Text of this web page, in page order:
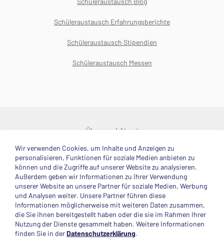
Schüleraustausch Erfahrungsberichte
Schüleraustausch Stipendien
Schüleraustausch Messen
Über uns About
© 2025 Deutsche Stiftung Völkerverständigung
Impressum Datenschutzerklärung Kontakt
Mitglied im
Wir verwenden Cookies, um Inhalte und Anzeigen zu
personalisieren, Funktionen für soziale Medien anbieten zu
können und die Zugriffe auf unserer Website zu analysieren.
Außerdem geben wir Informationen zu Ihrer Verwendung
unserer Website an unsere Partner für soziale Medien, Werbung
und Analysen weiter. Unsere Partner führen diese
Informationen möglicherweise mit weiteren Daten zusammen,
die Sie ihnen bereitgestellt haben oder die sie im Rahmen Ihrer
Nutzung der Dienste gesammelt haben. Weitere Informationen
finden Sie in derDatenschutzerklärung.